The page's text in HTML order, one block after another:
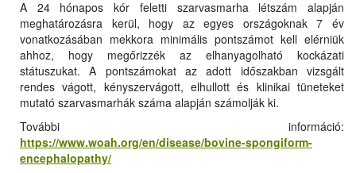
A 24 hónapos kór feletti szarvasmarha létszám alapján
meghatározásra kerül, hogy az egyes országoknak 7 év
vonatkozásában mekkora minimális pontszámot kell elérniük
ahhoz, hogy megőrizzék az elhanyagolható kockázati
státuszukat. A pontszámokat az adott időszakban vizsgált
rendes vágott, kényszervágott, elhullott és klinikai tüneteket
mutató szarvasmarhák száma alapján számolják ki.
További információ:
https://www.woah.org/en/disease/bovine-spongiform-
encephalopathy/